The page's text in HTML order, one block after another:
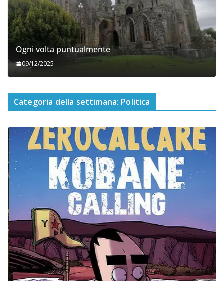
Ogni volta puntualmente
09/12/2025
Categoria della settimana: Politica